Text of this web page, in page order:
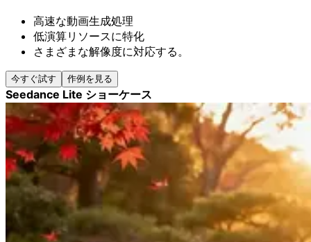
高速な動画生成処理
低演算リソースに特化
さまざまな解像度に対応する。
今すぐ試す 作例を見る
Seedance Lite ショーケース